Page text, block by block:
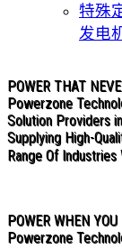
特殊
发电
POWER THAT
Powerzone
Solution Providers
Supplying High-
Range Of Industries
POWER WHEN
Powerzone